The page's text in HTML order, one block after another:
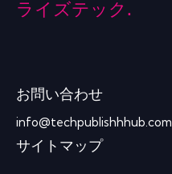
ライズテック.
お問い合わせ
info@techpublishhhub.com
サイトマップ